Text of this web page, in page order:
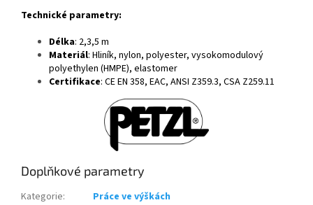
Technické parametry:
Délka: 2,3,5 m
Materiál: Hliník, nylon, polyester, vysokomodulový
polyethylen (HMPE), elastomer
Certifikace: CE EN 358, EAC, ANSI Z359.3, CSA Z259.11
Doplňkové parametry
Kategorie:
Práce ve výškách